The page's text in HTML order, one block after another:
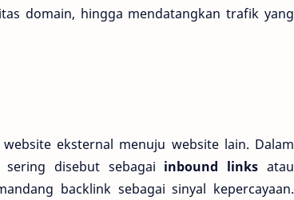
domain, hingga mendatangkan trafik yang
eksternal menuju website lain. Dalam
sering disebut sebagai inbound linksatau
backlink sebagai sinyal kepercayaan.